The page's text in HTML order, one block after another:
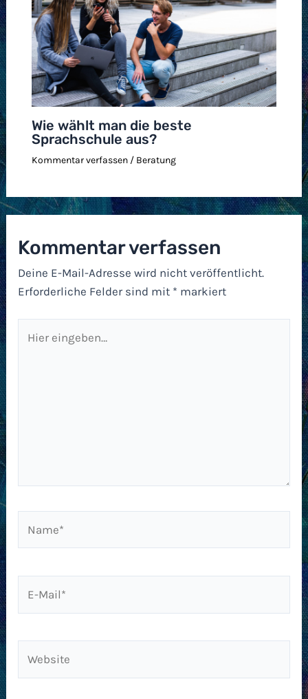
Wie wählt man die beste
Sprachschule aus?
Kommentar verfassen / Beratung
Kommentar verfassen
Deine E-Mail-Adresse wird nicht veröffentlicht.
Erforderliche Felder sind mit * markiert
eingeben…
Mail*